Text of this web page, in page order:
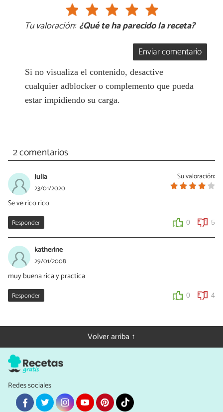
Tu valoración: ¿Qué te ha parecido la receta?
Enviar comentario
Si no visualiza el contenido, desactive
cualquier adblocker o complemento que pueda
estar impidiendo su carga.
2 comentarios
Su valoración:
Julia
23/01/2020
Se ve rico rico
Responder 0 5
katherine
29/01/2008
muy buena rica y practica
Responder 0 4
Volver arriba ↑
Redes sociales